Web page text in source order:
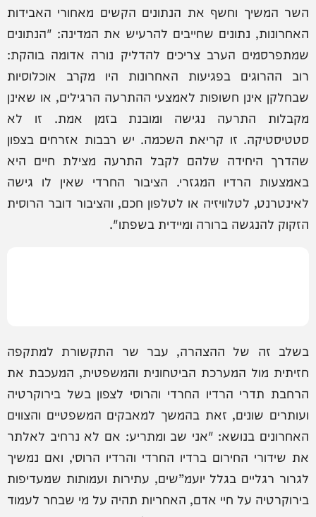
השר המשיך וחשף את הנתונים הקשים מאחורי האבידות
האחרונות, נתונים שחייבים להרעיש את המדינה: "הנתונים
שמתפרסמים הערב צריכים להדליק נורה אדומה בוהקת:
רוב ההרוגים בפגיעות האחרונות היו מקרב אוכלוסיות
שבחלקן אינן חשופות לאמצעי ההתרעה הרגילים, או שאינן
מקבלות התרעה נגישה ומובנת בזמן אמת. זו לא
סטטיסטיקה. זו קריאת השכמה. יש רבבות אזרחים בצפון
שהדרך היחידה שלהם לקבל התרעה מצילת חיים היא
באמצעות הרדיו המגזרי. הציבור החרדי שאין לו גישה
לאינטרנט, לטלוויזיה או לטלפון חכם, והציבור דובר הרוסית
הזקוק להנגשה ברורה ומיידית בשפתו".
בשלב זה של ההצהרה, עבר שר התקשורת למתקפה
חזיתית מול המערכת הביטחונית והמשפטית, המעכבת את
הרחבת תדרי הרדיו החרדי והרוסי לצפון בשל בירוקרטיה
ועותרים שונים, זאת בהמשך למאבקים המשפטיים והצווים
האחרונים בנושא: "אני שב ומתריע: אם לא נרחיב לאלתר
את שידורי החירום ברדיו החרדי והרדיו הרוסי, ואם נמשיך
לגרור רגליים בגלל יועמ”שים, עתירות ועמותות שמעדיפות
בירוקרטיה על חיי אדם, האחריות תהיה על מי שבחר לעמוד